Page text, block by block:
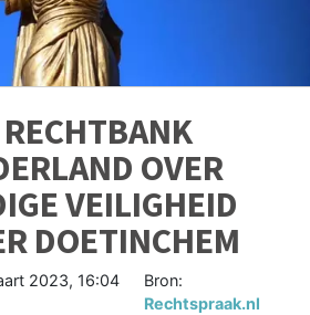
OVER
VEILIGHEID
DOETINCHEM
2023, 16:04
Bron:
Rechtspraak.nl